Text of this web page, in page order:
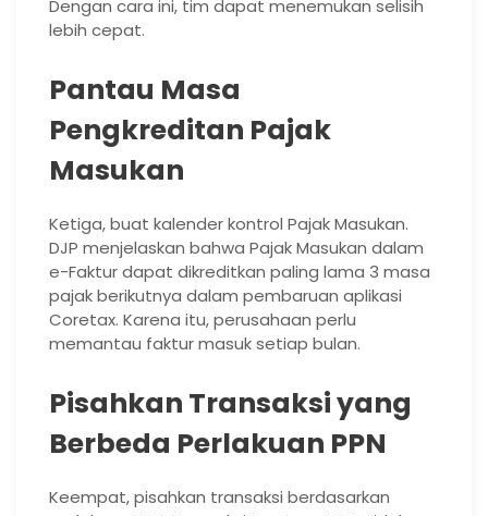
Dengan cara ini, tim dapat menemukan selisih
lebih cepat.
Pantau Masa
Pengkreditan Pajak
Masukan
Ketiga, buat kalender kontrol Pajak Masukan.
DJP menjelaskan bahwa Pajak Masukan dalam
e-Faktur dapat dikreditkan paling lama 3 masa
pajak berikutnya dalam pembaruan aplikasi
Coretax. Karena itu, perusahaan perlu
memantau faktur masuk setiap bulan.
Pisahkan Transaksi yang
Berbeda Perlakuan PPN
Keempat, pisahkan transaksi berdasarkan